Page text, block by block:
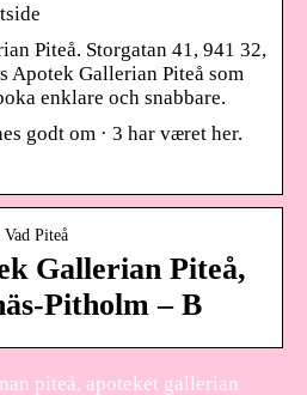
Piteå. Storgatan 41, 941 32,
Apotek Gallerian Piteå som
enklare och snabbare.
godt om · 3 har været her.
Piteå
Gallerian Piteå,
Pitholm – B
piteå, apoteket gallerian